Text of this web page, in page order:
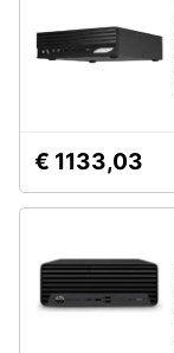
€ 1133,03